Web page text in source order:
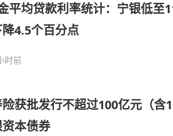
平均贷款利率统计：宁银低至
4.5个百分点
时前
获批发行不超过100亿元（含
本债券